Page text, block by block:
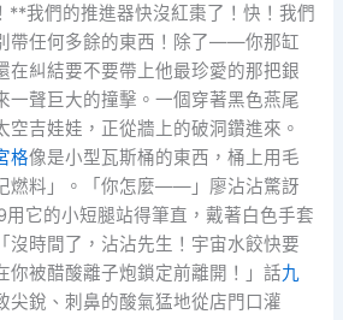
**我們的推進器快沒紅棗了！快！我們
帶任何多餘的東西！除了——你那缸
在糾結要不要帶上他最珍愛的那把銀
一聲巨大的撞擊。一個穿著黑色燕尾
空吉娃娃，正從牆上的破洞鑽進來。
格像是小型瓦斯桶的東西，桶上用毛
燃料」。「你怎麼——」廖沾沾驚訝
它的小短腿站得筆直，戴著白色手套
沒時間了，沾沾先生！宇宙水餃快要
你被醋酸離子炮鎖定前離開！」話九
尖銳、刺鼻的酸氣猛地從店門口灌